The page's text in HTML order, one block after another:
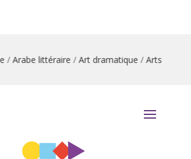
/Arabe littéraire/Art dramatique/Arts du